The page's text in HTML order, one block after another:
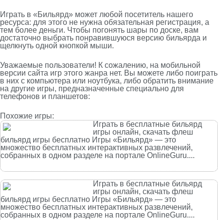
Играть в «Бильярд» может любой посетитель нашего
ресурса: для этого не нужна обязательная регистрация, а
тем более деньги. Чтобы погонять шары по доске, вам
достаточно выбрать понравившуюся версию бильярда и
щелкнуть одной кнопкой мыши.
Уважаемые пользователи! К сожалению, на мобильной
версии сайта игр этого жанра нет. Вы можете либо поиграть
в них с компьютера или ноутбука, либо обратить внимание
на другие игры, предназначенные специально для
телефонов и планшетов:
Похожие игры:
Играть в бесплатные бильярд
игры онлайн, скачать флеш
бильярд игры бесплатно Игры «Бильярд» — это
множество бесплатных интерактивных развлечений,
собранных в одном разделе на портале OnlineGuru....
Играть в бесплатные бильярд
игры онлайн, скачать флеш
бильярд игры бесплатно Игры «Бильярд» — это
множество бесплатных интерактивных развлечений,
собранных в одном разделе на портале OnlineGuru....